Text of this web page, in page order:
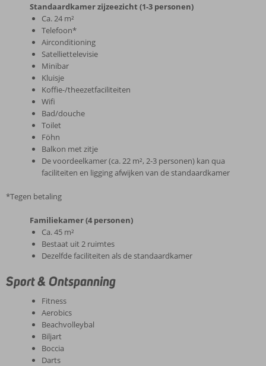
Standaardkamer zijzeezicht (1-3 personen)
Ca. 24 m²
Telefoon*
Airconditioning
Satelliettelevisie
Minibar
Kluisje
Koffie-/theezetfaciliteiten
Wifi
Bad/douche
Toilet
Föhn
Balkon met zitje
De voordeelkamer (ca. 22 m², 2-3 personen) kan qua
faciliteiten en ligging afwijken van de standaardkamer
*Tegen betaling
Familiekamer (4 personen)
Ca. 45 m²
Bestaat uit 2 ruimtes
Dezelfde faciliteiten als de standaardkamer
Sport & Ontspanning
Fitness
Aerobics
Beachvolleybal
Biljart
Boccia
Darts